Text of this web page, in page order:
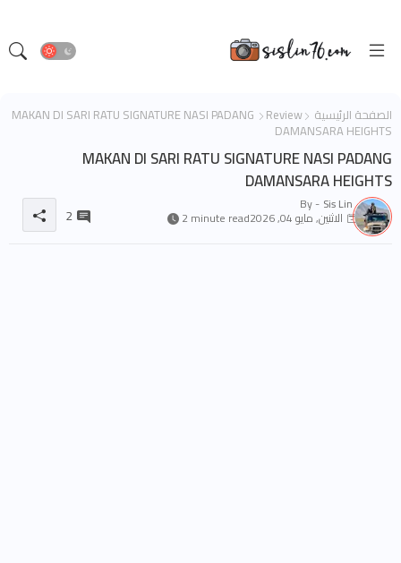
الصفحة الرئيسية Review
MAKAN DI SARI RATU SIGNATURE NASI PADANG
DAMANSARA HEIGHTS
MAKAN DI SARI RATU SIGNATURE NASI PADANG
DAMANSARA HEIGHTS
By - Sis Lin
الاثنين, مايو 04, 2026 2 minute read
2